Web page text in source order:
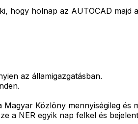
hogy holnap az AUTOCAD
az államigazgatásban.
Közlöny mennyiségileg és
a NER egyik nap felkel és